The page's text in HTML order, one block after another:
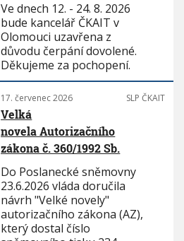
Ve dnech 12. - 24. 8. 2026
bude kancelář ČKAIT v
Olomouci uzavřena z
důvodu čerpání dovolené.
Děkujeme za pochopení.
17. červenec 2026 SLP ČKAIT
Velká
novela Autorizačního
zákona č. 360/1992 Sb.
Do Poslanecké sněmovny
23.6.2026 vláda doručila
návrh "Velké novely"
autorizačního zákona (AZ),
který dostal číslo